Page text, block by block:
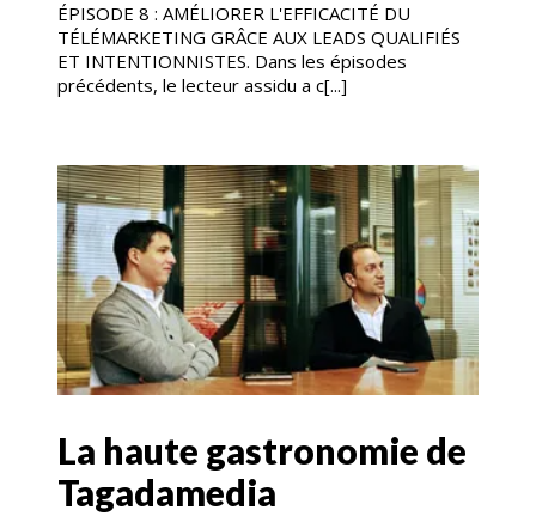
ÉPISODE 8 : AMÉLIORER L'EFFICACITÉ DU
TÉLÉMARKETING GRÂCE AUX LEADS QUALIFIÉS
ET INTENTIONNISTES. Dans les épisodes
précédents, le lecteur assidu a c[...]
La haute gastronomie de
Tagadamedia